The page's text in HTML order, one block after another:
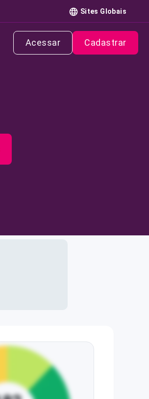
Sites Globais
Acessar Cadastrar